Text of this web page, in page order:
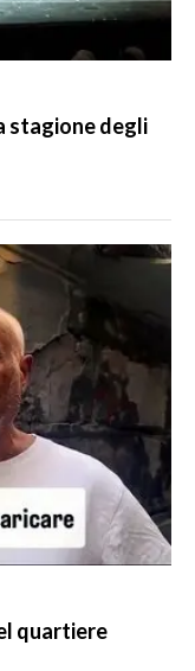
stagione degli
quartiere